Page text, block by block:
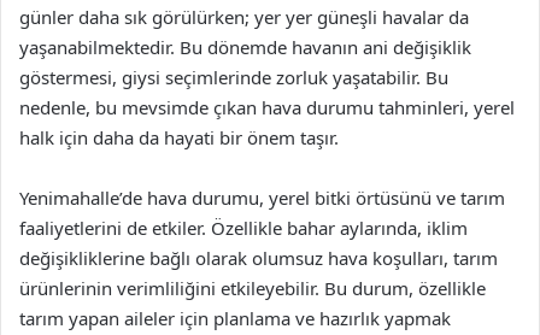
günler daha sık görülürken; yer yer güneşli havalar da
yaşanabilmektedir. Bu dönemde havanın ani değişiklik
göstermesi, giysi seçimlerinde zorluk yaşatabilir. Bu
nedenle, bu mevsimde çıkan hava durumu tahminleri, yerel
halk için daha da hayati bir önem taşır.
Yenimahalle’de hava durumu, yerel bitki örtüsünü ve tarım
faaliyetlerini de etkiler. Özellikle bahar aylarında, iklim
değişikliklerine bağlı olarak olumsuz hava koşulları, tarım
ürünlerinin verimliliğini etkileyebilir. Bu durum, özellikle
tarım yapan aileler için planlama ve hazırlık yapmak